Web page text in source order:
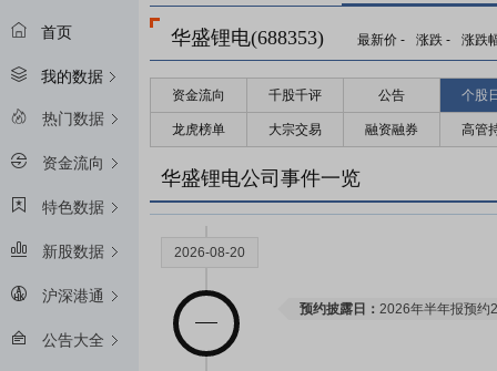
首页
我的数据
热门数据
资金流向
特色数据
新股数据
沪深港通
公告大全
华盛锂电(688353) 最新价 - 涨跌 - 涨跌
资金流向 千股千评 公告 个股
龙虎榜单 大宗交易 融资融券 高管
华盛锂电公司事件一览
2026-08-20
预约披露日： 2026年半年报预约